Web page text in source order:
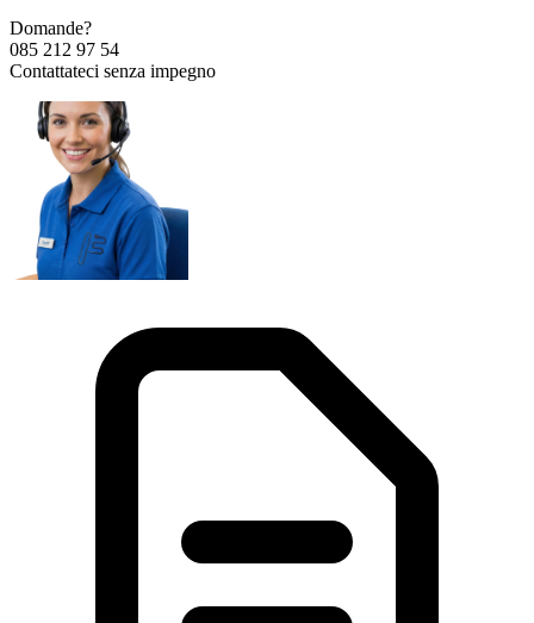
Domande?
085 212 97 54
Contattateci senza impegno